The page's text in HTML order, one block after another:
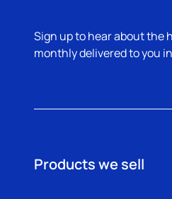
Sign up to hear about the
monthly delivered to you
Products we sell